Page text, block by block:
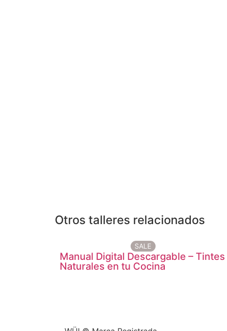
Otros talleres relacionados
SALE
Manual Digital Descargable – Tintes
Naturales en tu Cocina